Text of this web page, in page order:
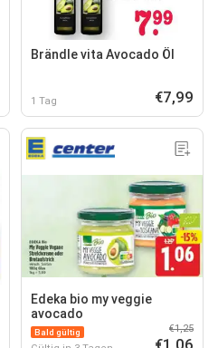
Brändle vita Avocado Öl
1 Tag €7,99
Edeka bio my veggie
avocado
Bald gültig €1,25
€1,06